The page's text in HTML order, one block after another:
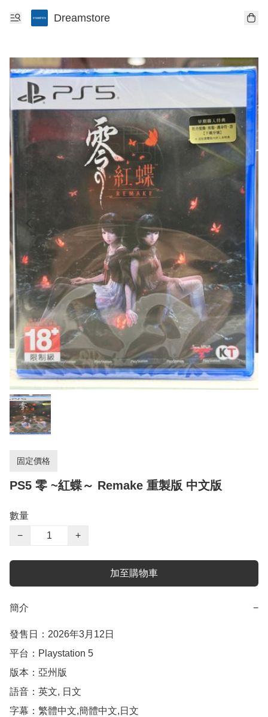
Dreamstore
固定價格
PS5 零 ~紅蝶～ Remake 重製版 中文版
數量
−
+
加至購物車
簡介 −
發售日：2026年3月12日
平台：Playstation 5
版本：亞州版
語音：英文, 日文
字幕：繁體中文,簡體中文,日文